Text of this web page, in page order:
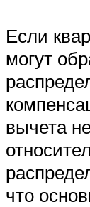
Если
могут
вычета
что